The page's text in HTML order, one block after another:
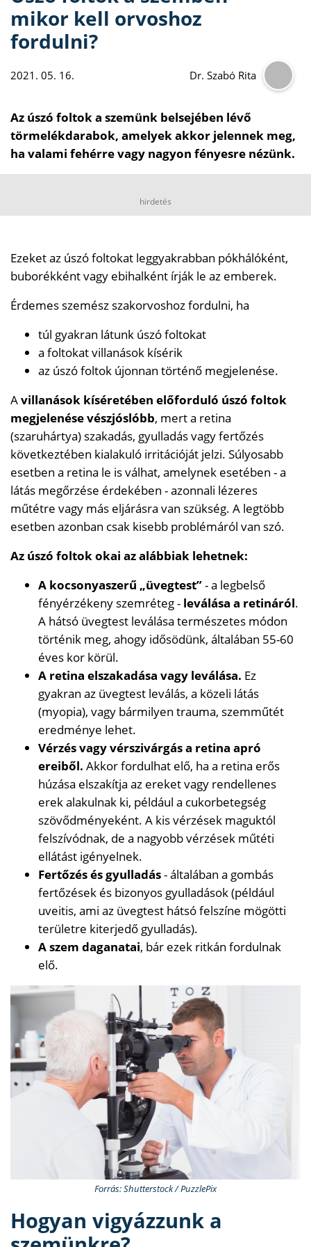
mikor kell orvoshoz
fordulni?
2021. 05. 16. Dr. Szabó Rita
Az úszó foltok a szemünk belsejében lévő
törmelékdarabok, amelyek akkor jelennek meg,
ha valami fehérre vagy nagyon fényesre nézünk.
hirdetés
Ezeket az úszó foltokat leggyakrabban pókhálóként,
buborékként vagy ebihalként írják le az emberek.
Érdemes szemész szakorvoshoz fordulni, ha
túl gyakran látunk úszó foltokat
a foltokat villanások kísérik
az úszó foltok újonnan történő megjelenése.
Avillanások kíséretében előforduló úszó foltok
megjelenése vészjóslóbb, mert a retina
(szaruhártya) szakadás, gyulladás vagy fertőzés
következtében kialakuló irritációját jelzi. Súlyosabb
esetben a retina le is válhat, amelynek esetében - a
látás megőrzése érdekében - azonnali lézeres
műtétre vagy más eljárásra van szükség. A legtöbb
esetben azonban csak kisebb problémáról van szó.
Az úszó foltok okai az alábbiak lehetnek:
A kocsonyaszerű „üvegtest”- a legbelső
fényérzékeny szemréteg - leválása a retináról.
A hátsó üvegtest leválása természetes módon
történik meg, ahogy idősödünk, általában 55-60
éves kor körül.
A retina elszakadása vagy leválása. Ez
gyakran az üvegtest leválás, a közeli látás
(myopia), vagy bármilyen trauma, szemműtét
eredménye lehet.
Vérzés vagy vérszivárgás a retina apró
ereiből. Akkor fordulhat elő, ha a retina erős
húzása elszakítja az ereket vagy rendellenes
erek alakulnak ki, például a cukorbetegség
szövődményeként. A kis vérzések maguktól
felszívódnak, de a nagyobb vérzések műtéti
ellátást igényelnek.
Fertőzés és gyulladás- általában a gombás
fertőzések és bizonyos gyulladások (például
uveitis, ami az üvegtest hátsó felszíne mögötti
területre kiterjedő gyulladás).
A szem daganatai, bár ezek ritkán fordulnak
elő.
Forrás: Shutterstock / PuzzlePix
Hogyan vigyázzunk a